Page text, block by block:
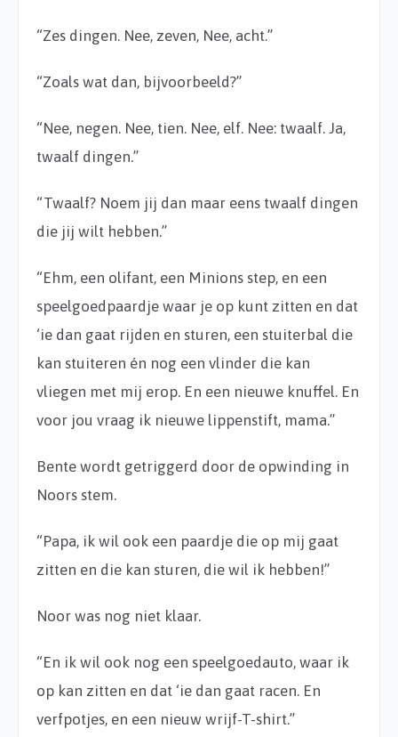
“Zes dingen. Nee, zeven, Nee, acht.”
“Zoals wat dan, bijvoorbeeld?”
“Nee, negen. Nee, tien. Nee, elf. Nee: twaalf. Ja,
twaalf dingen.”
“Twaalf? Noem jij dan maar eens twaalf dingen
die jij wilt hebben.”
“Ehm, een olifant, een Minions step, en een
speelgoedpaardje waar je op kunt zitten en dat
‘ie dan gaat rijden en sturen, een stuiterbal die
kan stuiteren én nog een vlinder die kan
vliegen met mij erop. En een nieuwe knuffel. En
voor jou vraag ik nieuwe lippenstift, mama.”
Bente wordt getriggerd door de opwinding in
Noors stem.
“Papa, ik wil ook een paardje die op mij gaat
zitten en die kan sturen, die wil ik hebben!”
Noor was nog niet klaar.
“En ik wil ook nog een speelgoedauto, waar ik
op kan zitten en dat ‘ie dan gaat racen. En
verfpotjes, en een nieuw wrijf-T-shirt.”